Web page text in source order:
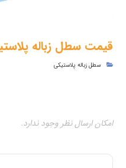
قیمت سطل زباله
سطل زباله پلاستیکی
امکان ارسال نظر وجود ندارد.